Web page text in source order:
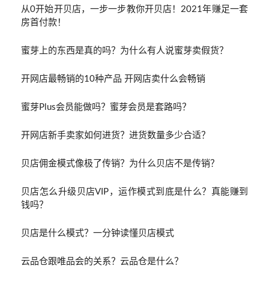
从0开始开贝店，一步一步教你开贝店！2021年赚足一套
房首付款！
蜜芽上的东西是真的吗？为什么有人说蜜芽卖假货？
开网店最畅销的10种产品 开网店卖什么会畅销
蜜芽Plus会员能做吗？蜜芽会员是套路吗？
开网店新手卖家如何进货？进货数量多少合适？
贝店佣金模式像极了传销？为什么贝店不是传销？
贝店怎么升级贝店VIP，运作模式到底是什么？真能赚到
钱吗？
贝店是什么模式？一分钟读懂贝店模式
云品仓跟唯品会的关系？云品仓是什么？